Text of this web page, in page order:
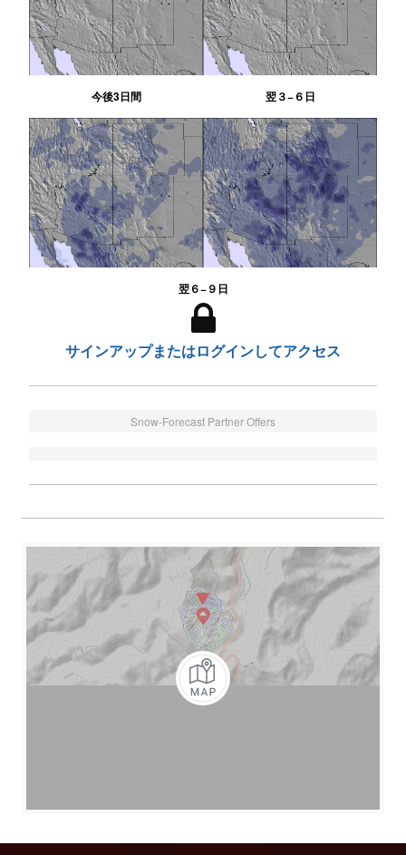
今後3日間 翌３−６日
翌６−９日
サインアップまたはログインしてアクセス
Snow-Forecast Partner Offers